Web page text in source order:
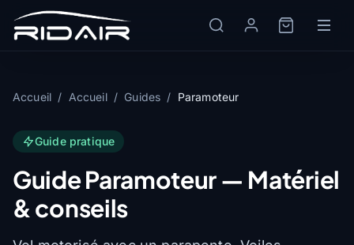
Accueil / Accueil / Guides / Paramoteur
Guide pratique
Guide Paramoteur — Matériel
& conseils